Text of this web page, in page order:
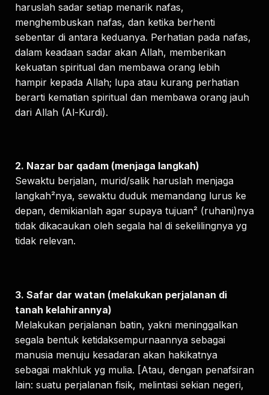
haruslah sadar setiap menarik nafas,
menghembuskan nafas, dan ketika berhenti
sebentar di antara keduanya. Perhatian pada nafas,
dalam keadaan sadar akan Allah, memberikan
kekuatan spiritual dan membawa orang lebih
hampir kepada Allah; lupa atau kurang perhatian
berarti kematian spiritual dan membawa orang jauh
dari Allah (Al-Kurdi).
2. Nazar bar qadam (menjaga langkah)
Sewaktu berjalan, murid/salik haruslah menjaga
langkah²nya, sewaktu duduk memandang lurus ke
depan, demikianlah agar supaya tujuan² (ruhani)nya
tidak dikacaukan oleh segala hal di sekelilingnya yg
tidak relevan.
3. Safar dar watan (melakukan perjalanan di
tanah kelahirannya)
Melakukan perjalanan batin, yakni meninggalkan
segala bentuk ketidaksempurnaannya sebagai
manusia menuju kesadaran akan hakikatnya
sebagai makhluk yg mulia. [Atau, dengan penafsiran
lain: suatu perjalanan fisik, melintasi sekian negeri,